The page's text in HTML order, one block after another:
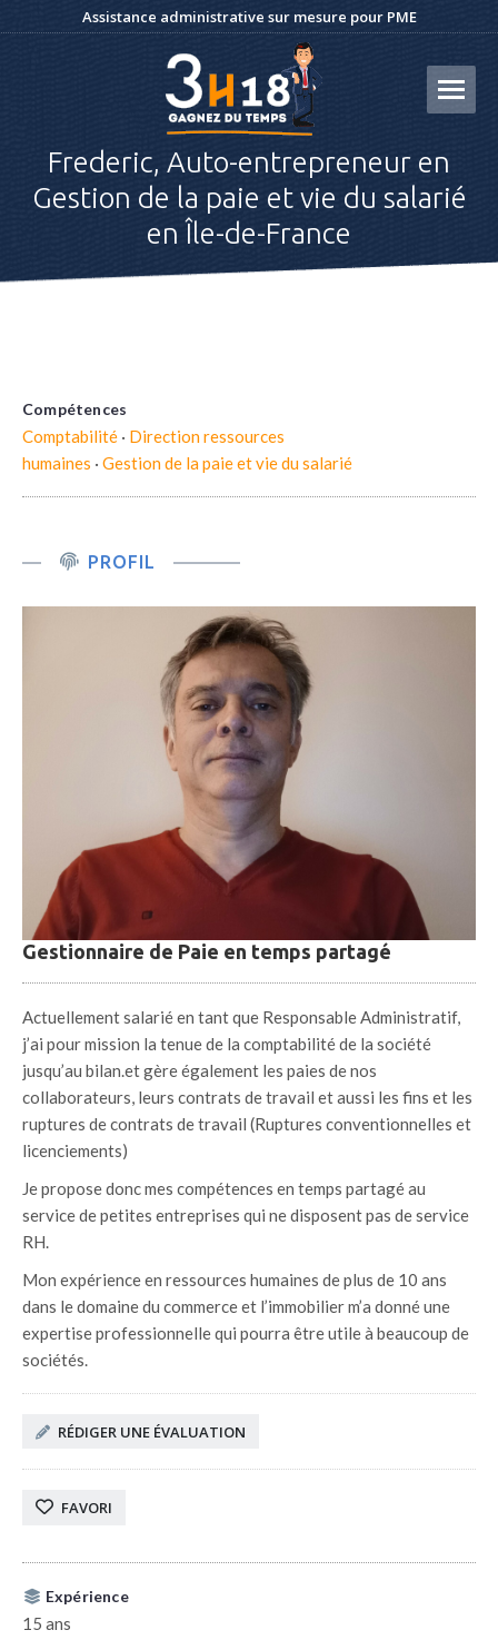
Assistance administrative sur mesure pour PME
Frederic, Auto-entrepreneur en
Gestion de la paie et vie du salarié
en Île-de-France
Compétences
Comptabilité · Direction ressources
humaines · Gestion de la paie et vie du salarié
PROFIL
Gestionnaire de Paie en temps partagé
Actuellement salarié en tant que Responsable Administratif,
j’ai pour mission la tenue de la comptabilité de la société
jusqu’au bilan.et gère également les paies de nos
collaborateurs, leurs contrats de travail et aussi les fins et les
ruptures de contrats de travail (Ruptures conventionnelles et
licenciements)
Je propose donc mes compétences en temps partagé au
service de petites entreprises qui ne disposent pas de service
RH.
Mon expérience en ressources humaines de plus de 10 ans
dans le domaine du commerce et l’immobilier m’a donné une
expertise professionnelle qui pourra être utile à beaucoup de
sociétés.
RÉDIGER UNE ÉVALUATION
FAVORI
Expérience
15 ans